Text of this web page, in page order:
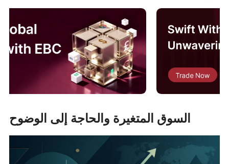
السوق المتغيرة والحاجة إلى الوضوح